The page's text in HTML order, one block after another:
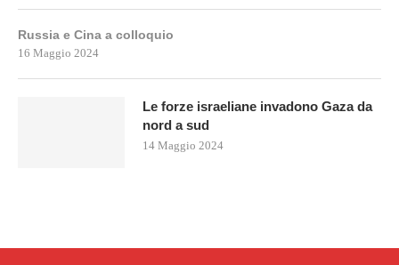
Russia e Cina a colloquio
16 Maggio 2024
Le forze israeliane invadono Gaza da
nord a sud
14 Maggio 2024